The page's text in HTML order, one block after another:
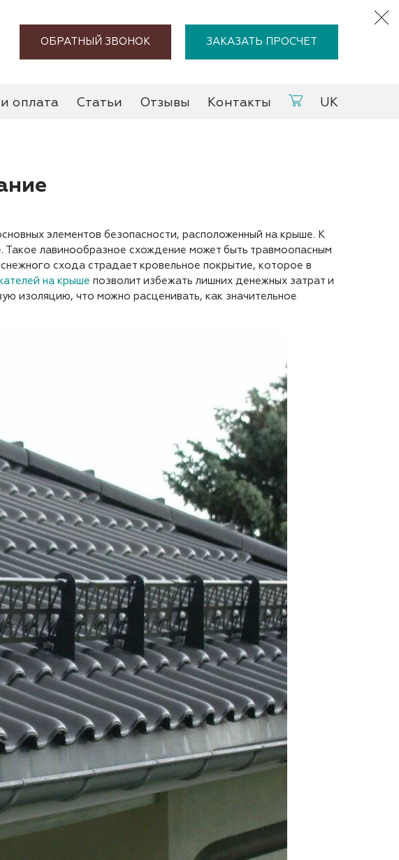
ОБРАТНЫЙ ЗВОНОК ЗАКАЗАТЬ ПРОСЧЕТ
оплата Статьи Отзывы Контакты UK
элементов безопасности, расположенный на крыше. К
Такое лавинообразное схождение может быть травмоопасным
схода страдает кровельное покрытие, которое в
на крыше позволит избежать лишних денежных затрат и
изоляцию, что можно расценивать, как значительное